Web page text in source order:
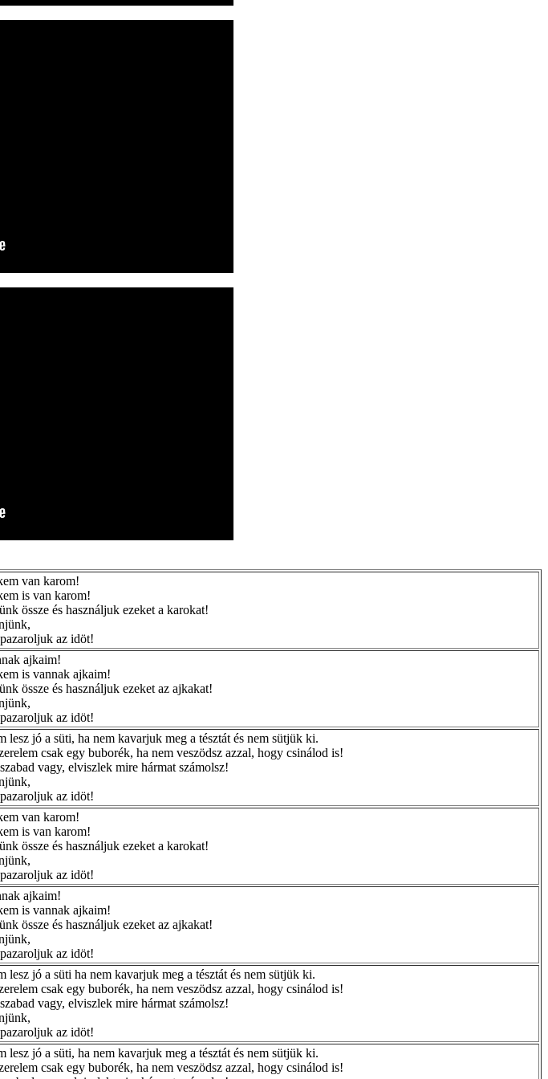
van karom!
is van karom!
össze és használjuk ezeket a karokat!
az idöt!
ajkaim!
is vannak ajkaim!
össze és használjuk ezeket az ajkakat!
az idöt!
lesz jó a süti, ha nem kavarjuk meg a tésztát és nem sütjük ki.
csak egy buborék, ha nem veszödsz azzal, hogy csinálod is!
vagy, elviszlek mire hármat számolsz!
az idöt!
van karom!
is van karom!
össze és használjuk ezeket a karokat!
az idöt!
ajkaim!
is vannak ajkaim!
össze és használjuk ezeket az ajkakat!
az idöt!
lesz jó a süti ha nem kavarjuk meg a tésztát és nem sütjük ki.
csak egy buborék, ha nem veszödsz azzal, hogy csinálod is!
vagy, elviszlek mire hármat számolsz!
az idöt!
lesz jó a süti, ha nem kavarjuk meg a tésztát és nem sütjük ki.
csak egy buborék, ha nem veszödsz azzal, hogy csinálod is!